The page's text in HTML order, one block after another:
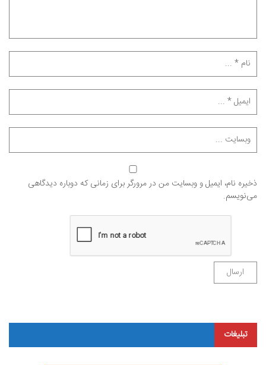
ذخیره نام، ایمیل و وبسایت من در مرورگر برای زمانی که دوباره دیدگاهی
می‌نویسم.
تبلیغات